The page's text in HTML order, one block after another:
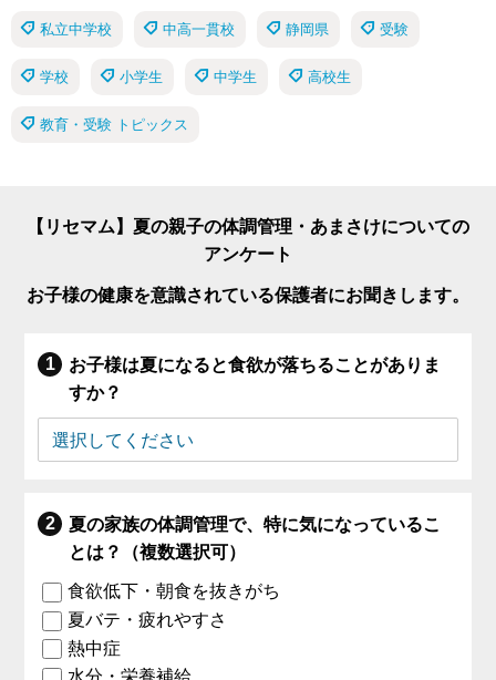
私立中学校 中高一貫校 静岡県 受験
学校 小学生 中学生 高校生
教育・受験 トピックス
【リセマム】夏の親子の体調管理・あまさけについての
アンケート
お子様の健康を意識されている保護者にお聞きします。
お子様は夏になると食欲が落ちることがありま
すか？
夏の家族の体調管理で、特に気になっているこ
とは？（複数選択可）
食欲低下・朝食を抜きがち
夏バテ・疲れやすさ
熱中症